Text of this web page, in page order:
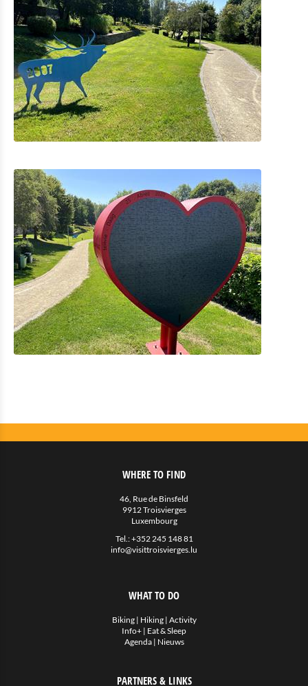
WHERE TO FIND
46, Rue de Binsfeld
9912 Troisvierges
Luxembourg
Tel.:+352 245 148 81
info@visittroisvierges.lu
WHAT TO DO
Biking| Hiking| Activity
Info+ | Eat & Sleep
Agenda| Nieuws
PARTNERS & LINKS